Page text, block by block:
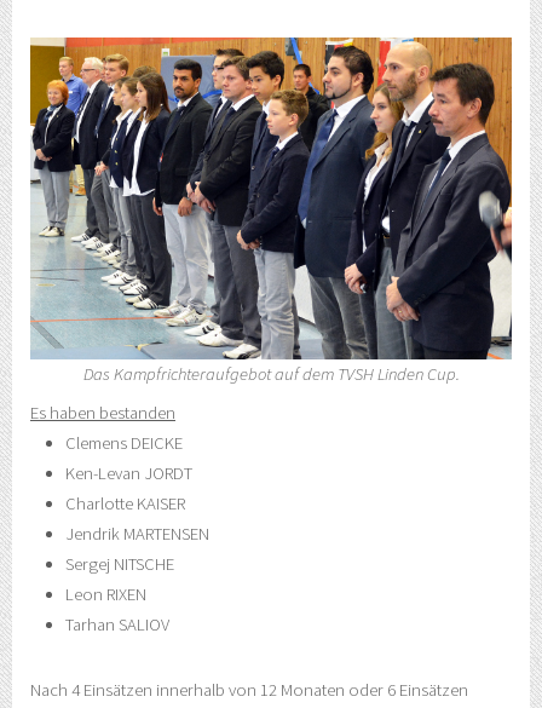
Das Kampfrichteraufgebot auf dem TVSH Linden Cup.
Es haben bestanden
Clemens DEICKE
Ken-Levan JORDT
Charlotte KAISER
Jendrik MARTENSEN
Sergej NITSCHE
Leon RIXEN
Tarhan SALIOV
Nach 4 Einsätzen innerhalb von 12 Monaten oder 6 Einsätzen